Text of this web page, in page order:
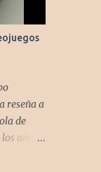
reseña a
de
años